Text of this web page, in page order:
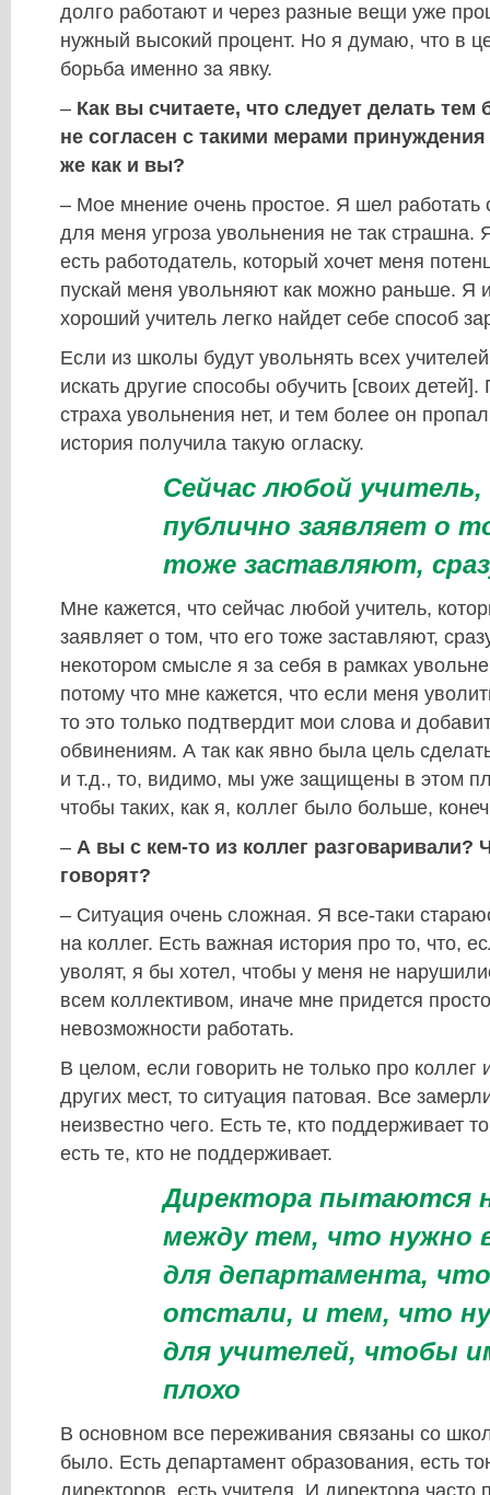
долго работают и через разные вещи уже
нужный высокий процент. Но я думаю, что в
борьба именно за явку.
– Как вы считаете, что следует делать тем
не согласен с такими мерами
же как и вы?
– Мое мнение очень простое. Я шел работать
для меня угроза увольнения не так страшна.
есть работодатель, который хочет меня
пускай меня увольняют как можно раньше. Я
хороший учитель легко найдет себе способ
Если из школы будут увольнять всех
искать другие способы обучить [своих
страха увольнения нет, и тем более он
история получила такую огласку.
Сейчас любой
публично заявляет о
тоже заставляют,
Мне кажется, что сейчас любой учитель,
заявляет о том, что его тоже заставляют,
некотором смысле я за себя в рамках
потому что мне кажется, что если меня
то это только подтвердит мои слова и
обвинениям. А так как явно была цель
и т.д., то, видимо, мы уже защищены в этом
чтобы таких, как я, коллег было больше,
– А вы с кем-то из коллег разговаривали?
говорят?
– Ситуация очень сложная. Я все-таки
на коллег. Есть важная история про то, что,
уволят, я бы хотел, чтобы у меня не
всем коллективом, иначе мне придется
невозможности работать.
В целом, если говорить не только про коллег
других мест, то ситуация патовая. Все
неизвестно чего. Есть те, кто поддерживает
есть те, кто не поддерживает.
Директора пытаются
между тем, что нужно
для департамента,
отстали, и тем, что
для учителей, чтобы
плохо
В основном все переживания связаны со
было. Есть департамент образования, есть